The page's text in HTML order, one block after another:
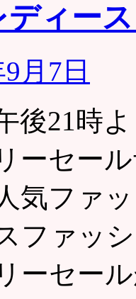
ディー
月7日
後21時
ーセー
気ファ
ファッ
ーセー